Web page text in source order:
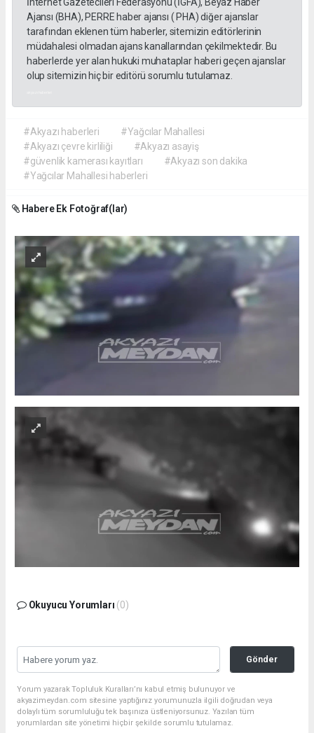
Ajansı (BHA), PERRE haber ajansı ( PHA) diğer ajanslar
tarafından eklenen tüm haberler, sitemizin editörlerinin
müdahalesi olmadan ajans kanallarından çekilmektedir. Bu
haberlerde yer alan hukuki muhataplar haberi geçen ajanslar
olup sitemizin hiç bir editörü sorumlu tutulamaz.
#Akyazı haberleri
#Yağcılar Mahallesi
#Akyazı çevre kirliliği
#Akyazı asayiş
#güvenlik kamerası kayıtları
#Akyazı son dakika
#Yağcılar Mahallesi haberleri
Habere Ek Fotoğraf(lar)
Okuyucu Yorumları (0)
Gönder
Yorum yazarak Topluluk Kuralları’nı kabul etmiş bulunuyor ve
akyazimeydan.com sitesine yaptığınız yorumunuzla ilgili doğrudan veya
dolaylı tüm sorumluluğu tek başınıza üstleniyorsunuz. Yazılan tüm
yorumlardan site yönetimi hiçbir şekilde sorumlu tutulamaz.